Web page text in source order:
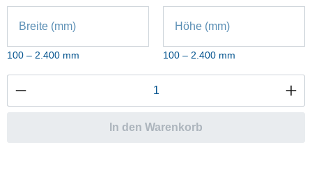
Breite (mm)
100 – 2.400 mm
Höhe (mm)
100 – 2.400 mm
Produkt Anzahl: Gib den gewünschten
In den Warenkorb